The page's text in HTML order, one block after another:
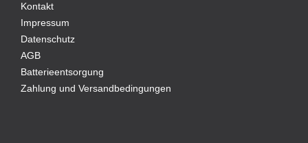
Kontakt
Impressum
Datenschutz
AGB
Batterieentsorgung
Zahlung und Versandbedingungen